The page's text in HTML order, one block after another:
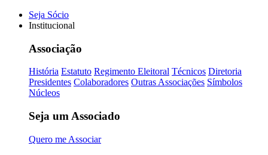
Seja Sócio
Institucional
Associação
História Estatuto Regimento Eleitoral Técnicos Diretoria
Presidentes Colaboradores Outras Associações Símbolos
Núcleos
Seja um Associado
Quero me Associar